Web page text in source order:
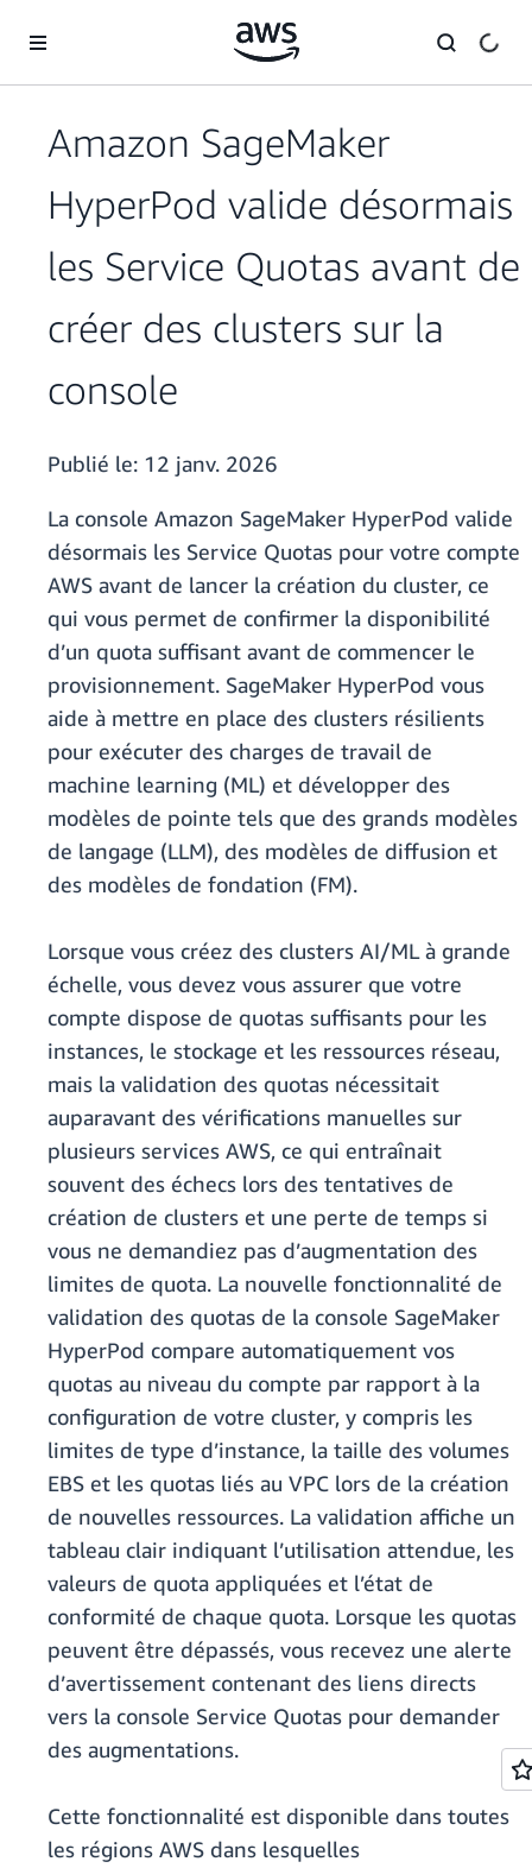
Amazon SageMaker
HyperPod valide désormais
les Service Quotas avant de
créer des clusters sur la
console
Publié le: 12 janv. 2026
La console Amazon SageMaker HyperPod valide
désormais les Service Quotas pour votre compte
AWS avant de lancer la création du cluster, ce
qui vous permet de confirmer la disponibilité
d’un quota suffisant avant de commencer le
provisionnement. SageMaker HyperPod vous
aide à mettre en place des clusters résilients
pour exécuter des charges de travail de
machine learning (ML) et développer des
modèles de pointe tels que des grands modèles
de langage (LLM), des modèles de diffusion et
des modèles de fondation (FM).
Lorsque vous créez des clusters AI/ML à grande
échelle, vous devez vous assurer que votre
compte dispose de quotas suffisants pour les
instances, le stockage et les ressources réseau,
mais la validation des quotas nécessitait
auparavant des vérifications manuelles sur
plusieurs services AWS, ce qui entraînait
souvent des échecs lors des tentatives de
création de clusters et une perte de temps si
vous ne demandiez pas d’augmentation des
limites de quota. La nouvelle fonctionnalité de
validation des quotas de la console SageMaker
HyperPod compare automatiquement vos
quotas au niveau du compte par rapport à la
configuration de votre cluster, y compris les
limites de type d’instance, la taille des volumes
EBS et les quotas liés au VPC lors de la création
de nouvelles ressources. La validation affiche un
tableau clair indiquant l’utilisation attendue, les
valeurs de quota appliquées et l’état de
conformité de chaque quota. Lorsque les quotas
peuvent être dépassés, vous recevez une alerte
d’avertissement contenant des liens directs
vers la console Service Quotas pour demander
des augmentations.
Cette fonctionnalité est disponible dans toutes
les régions AWS dans lesquelles